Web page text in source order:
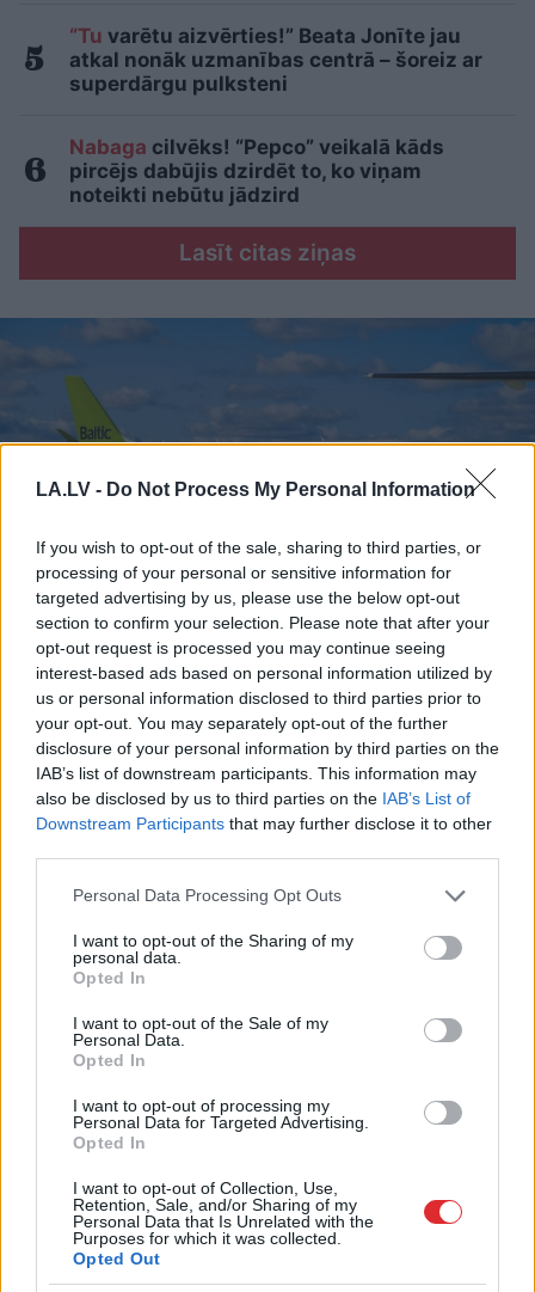
LA.LV - Do Not Process My Personal Information
If you wish to opt-out of the sale, sharing to third parties, or
processing of your personal or sensitive information for
targeted advertising by us, please use the below opt-out
section to confirm your selection. Please note that after your
opt-out request is processed you may continue seeing
interest-based ads based on personal information utilized by
us or personal information disclosed to third parties prior to
your opt-out. You may separately opt-out of the further
disclosure of your personal information by third parties on the
IAB’s list of downstream participants. This information may
also be disclosed by us to third parties on the IAB’s List of
Downstream Participants that may further disclose it to other
Please note that this website/app uses one or more Google
not limited to your visit or usage behaviour. You may click to
grant or deny consent to Google and its third-party tags to
use your data for below specified purposes in below Google
consent section.
Personal Data Processing Opt Outs
I want to opt-out of the Sharing of my
personal data.
Opted In
I want to opt-out of the Sale of my
Personal Data.
Opted In
I want to opt-out of processing my
Personal Data for Targeted Advertising.
Opted In
I want to opt-out of Collection, Use,
Retention, Sale, and/or Sharing of my
Personal Data that Is Unrelated with the
Purposes for which it was collected.
Opted Out
“Tu varētu aizvērties!” Beata Jonīte jau
atkal nonāk uzmanības centrā – šoreiz ar
superdārgu pulksteni
Nabaga cilvēks! “Pepco” veikalā kāds
pircējs dabūjis dzirdēt to, ko viņam
noteikti nebūtu jādzird
Lasīt citas ziņas
Valainisaprēķinājis, cik
“airBaltic” jau izmaksājis
katram Latvijas
iedzīvotājam
TESTS. Cik daudz zini
par Latvijas dabu?
Atpazīsti kokus, augus
Vācijā virs militārās
bāzes pamanīti